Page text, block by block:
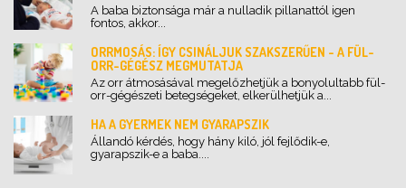
A baba biztonsága már a nulladik pillanattól igen
fontos, akkor...
ORRMOSÁS: ÍGY CSINÁLJUK SZAKSZERŰEN - A FÜL-
ORR-GÉGÉSZ MEGMUTATJA
Az orr átmosásával megelőzhetjük a bonyolultabb fül-
orr-gégészeti betegségeket, elkerülhetjük a...
HA A GYERMEK NEM GYARAPSZIK
Állandó kérdés, hogy hány kiló, jól fejlődik-e,
gyarapszik-e a baba....